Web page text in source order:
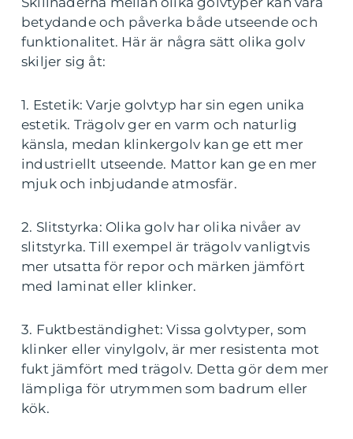
betydande och påverka både utseende och
funktionalitet. Här är några sätt olika golv
skiljer sig åt:
1. Estetik: Varje golvtyp har sin egen unika
estetik. Trägolv ger en varm och naturlig
känsla, medan klinkergolv kan ge ett mer
industriellt utseende. Mattor kan ge en mer
mjuk och inbjudande atmosfär.
2. Slitstyrka: Olika golv har olika nivåer av
slitstyrka. Till exempel är trägolv vanligtvis
mer utsatta för repor och märken jämfört
med laminat eller klinker.
3. Fuktbeständighet: Vissa golvtyper, som
klinker eller vinylgolv, är mer resistenta mot
fukt jämfört med trägolv. Detta gör dem mer
lämpliga för utrymmen som badrum eller
kök.